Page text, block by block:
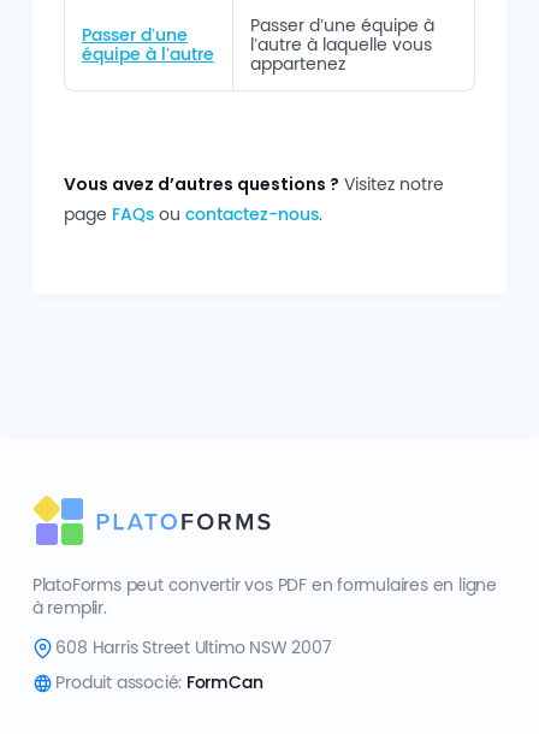
Passer d’une
équipe à l’autre
Passer d’une équipe à
l’autre à laquelle vous
appartenez
Vous avez d’autres questions ? Visitez notre
page FAQsou contactez-nous.
PlatoForms peut convertir vos PDF en formulaires en ligne
à remplir.
608 Harris Street Ultimo NSW 2007
Produit associé: FormCan